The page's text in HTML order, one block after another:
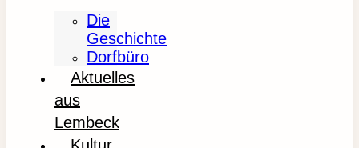
Die
Geschichte
Dorfbüro
Aktuelles
aus
Lembeck